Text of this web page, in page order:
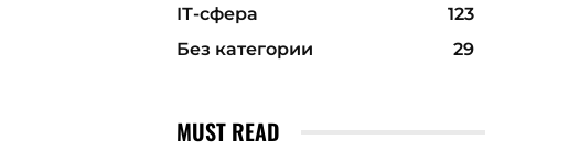
ІТ-сфера
123
Без категории
29
MUST READ